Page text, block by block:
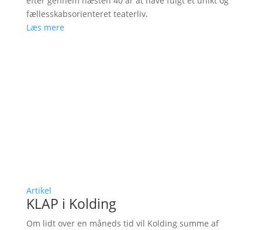
fællesskabsorienteret teaterliv.
Læs mere
Artikel
KLAP i Kolding
Om lidt over en måneds tid vil Kolding summe af